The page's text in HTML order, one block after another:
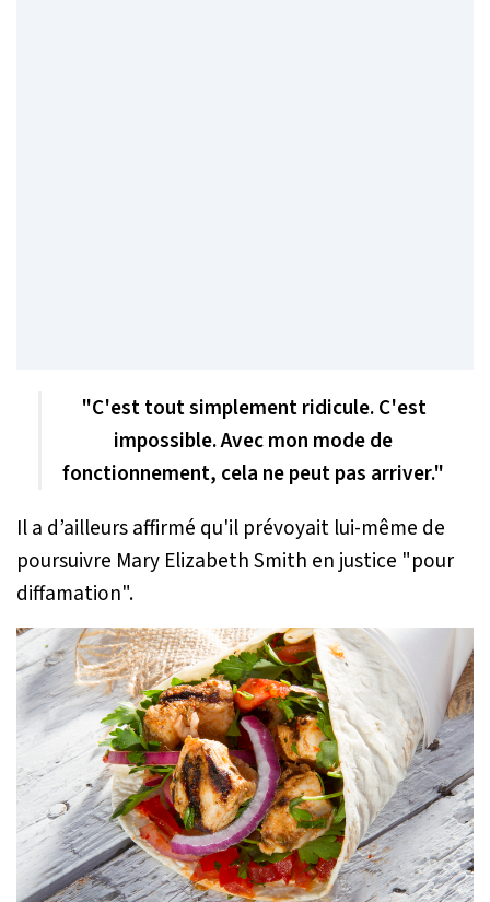
"C'est tout simplement ridicule. C'est
impossible. Avec mon mode de
fonctionnement, cela ne peut pas arriver."
Il a d’ailleurs affirmé qu'il prévoyait lui-même de
poursuivre Mary Elizabeth Smith en justice "pour
diffamation".